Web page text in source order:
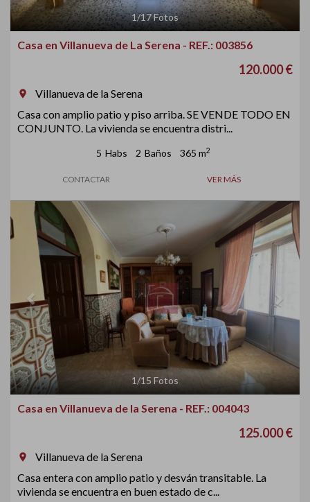
1/17Fotos
Casa en Villanueva de La Serena - REF.: 003856
120.000 €
room
Villanueva de la Serena
Casa con amplio patio y piso arriba. SE VENDE TODO EN
CONJUNTO. La vivienda se encuentra distri...
5 Habs 2 Baños 365 m2
CONTACTAR VER MÁS
Previous Next
1/15 Fotos
Casa en Villanueva de la Serena - REF.: 004043
125.000 €
room
Villanueva de la Serena
Casa entera con amplio patio y desván transitable. La
vivienda se encuentra en buen estado de c...